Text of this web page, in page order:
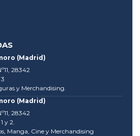
(Madrid)
28342
y Merchandising.
(Madrid)
28342
y 2.
Manga, Cine y Merchandising